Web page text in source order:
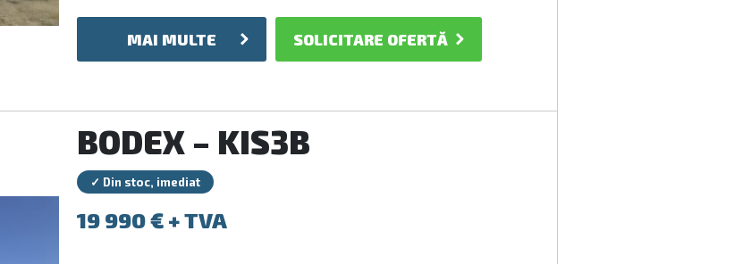
MAI MULTE SOLICITARE OFERTĂ
BODEX – KIS3B
✓ Din stoc, imediat
19 990€